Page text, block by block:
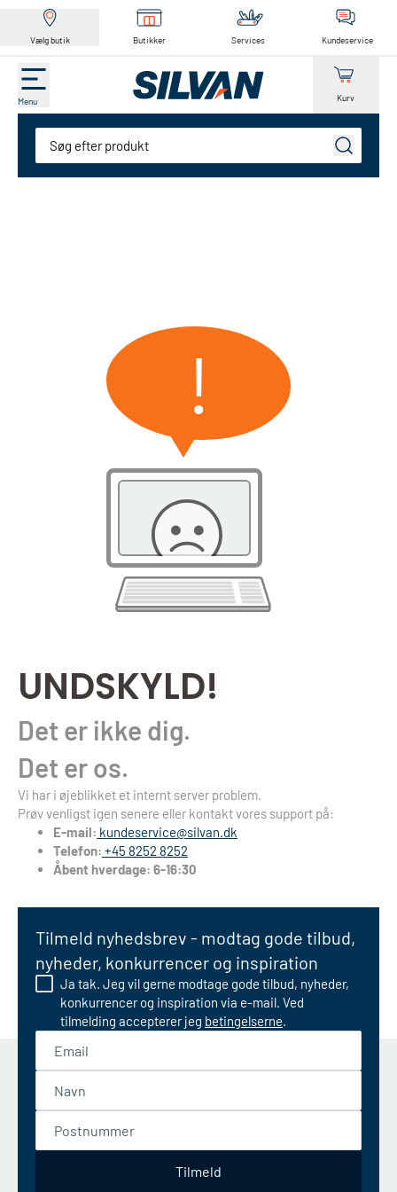
Vælg butik Butikker Services Kundeservice
Menu Kurv
Søg
UNDSKYLD!
Det er ikke dig.
Det er os.
Vi har i øjeblikket et internt server problem.
Prøv venligst igen senere eller kontakt vores support på:
E-mail: kundeservice@silvan.dk
Telefon: +45 8252 8252
Åbent hverdage: 6-16:30
!
Tilmeld nyhedsbrev - modtag gode tilbud,
nyheder, konkurrencer og inspiration
Ja tak. Jeg vil gerne modtage gode tilbud, nyheder,
konkurrencer og inspiration via e-mail. Ved
tilmelding accepterer jeg betingelserne.
Tilmeld